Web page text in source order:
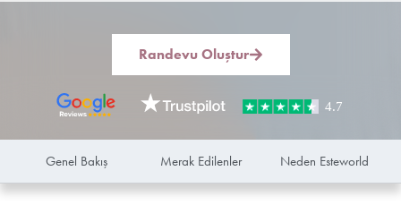
Randevu Oluştur
Genel Bakış Merak Edilenler Neden Esteworld